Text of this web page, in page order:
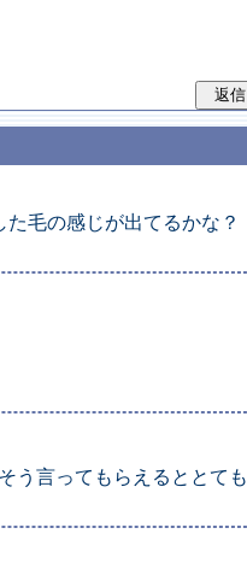
毛の感じが出てるかな？
う言ってもらえるととても